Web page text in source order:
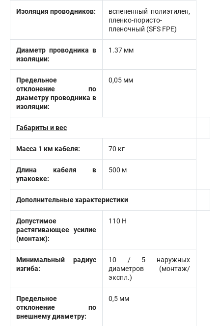
Изоляция проводников:
вспененный полиэтилен,
пленко-пористо-
пленочный (SFS FPE)
Диаметр проводника в
изоляции:
1.37 мм
Предельное
отклонение по
диаметру проводника в
изоляции:
0,05 мм
Габариты и вес
Масса 1 км кабеля: 70 кг
Длина кабеля в
упаковке:
500 м
Дополнительные характеристики
Допустимое
растягивающее усилие
(монтаж):
110 Н
Минимальный радиус
изгиба:
10 / 5 наружных
диаметров (монтаж/
экспл.)
Предельное
отклонение по
внешнему диаметру:
0,5 мм